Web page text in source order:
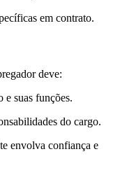
em contrato.
deve:
e suas funções.
do cargo.
envolva confiança e